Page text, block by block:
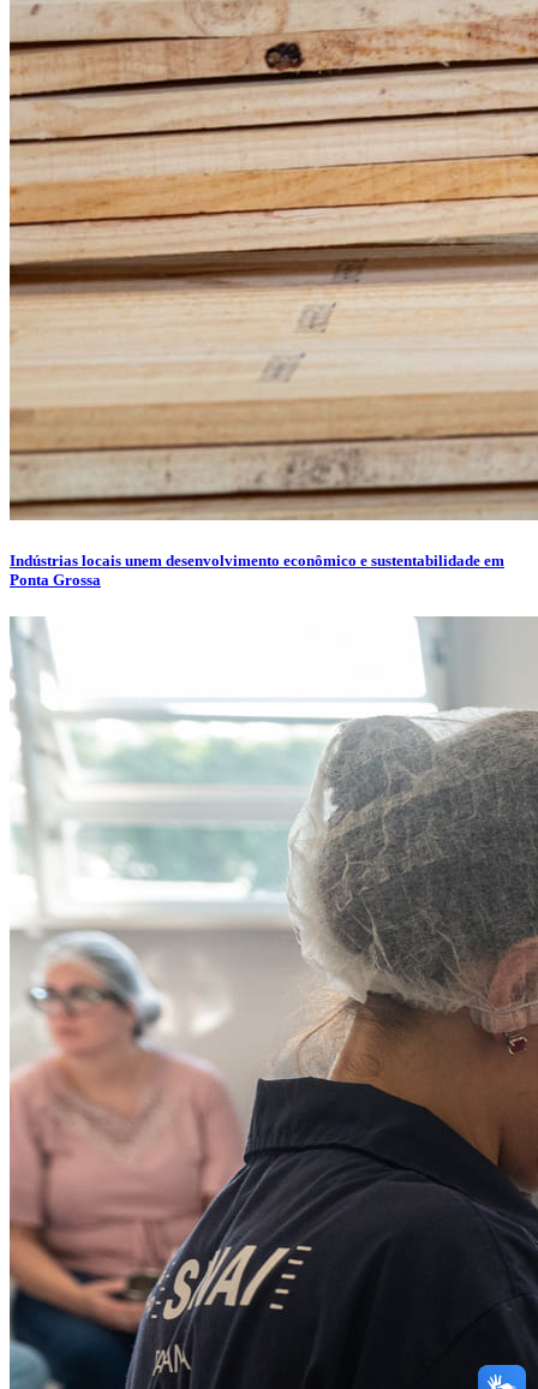
Indústrias locais unem desenvolvimento econômico e sustentabilidade em
Ponta Grossa